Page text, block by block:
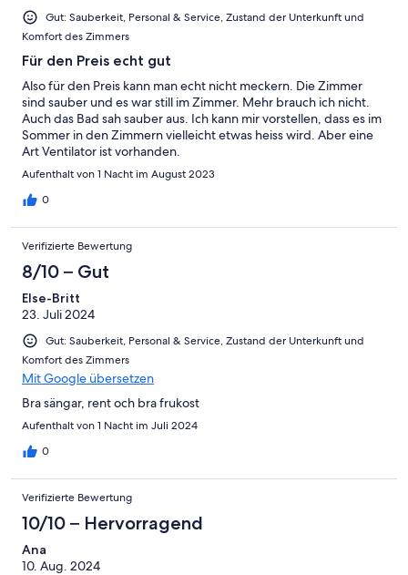
Ungenügend
Gut: Sauberkeit, Personal & Service, Zustand der Unterkunft und
Komfort des Zimmers
Für den Preis echt gut
Also für den Preis kann man echt nicht meckern. Die Zimmer
sind sauber und es war still im Zimmer. Mehr brauch ich nicht.
Auch das Bad sah sauber aus. Ich kann mir vorstellen, dass es im
Sommer in den Zimmern vielleicht etwas heiss wird. Aber eine
Art Ventilator ist vorhanden.
Aufenthalt von 1 Nacht im August 2023
0
Verifizierte Bewertung
8/10 – Gut
Else-Britt
23. Juli 2024
Gut: Sauberkeit, Personal & Service, Zustand der Unterkunft und
Komfort des Zimmers
Mit Google übersetzen
Bra sängar, rent och bra frukost
Aufenthalt von 1 Nacht im Juli 2024
0
Verifizierte Bewertung
10/10 – Hervorragend
Ana
10. Aug. 2024